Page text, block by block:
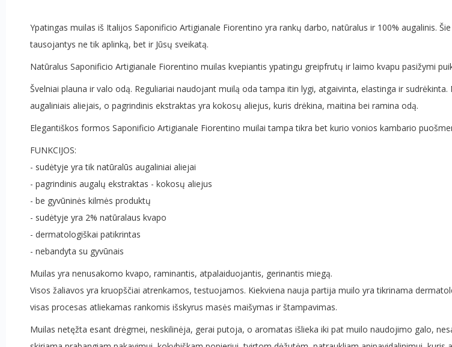
Ypatingas muilas iš Italijos Saponificio Artigianale Fiorentino yra rankų darbo, natūralus ir 100% augalinis.
tausojantys ne tik aplinką, bet ir Jūsų sveikatą.
Natūralus Saponificio Artigianale Fiorentino muilas kvepiantis ypatingu greipfrutų ir laimo kvapu pasižymi
Švelniai plauna ir valo odą. Reguliariai naudojant muilą oda tampa itin lygi, atgaivinta, elastinga ir
augaliniais aliejais, o pagrindinis ekstraktas yra kokosų aliejus, kuris drėkina, maitina bei ramina odą.
Elegantiškos formos Saponificio Artigianale Fiorentino muilai tampa tikra bet kurio vonios kambario
FUNKCIJOS:
- sudėtyje yra tik natūralūs augaliniai aliejai
- pagrindinis augalų ekstraktas - kokosų aliejus
- be gyvūninės kilmės produktų
- sudėtyje yra 2% natūralaus kvapo
- dermatologiškai patikrintas
- nebandyta su gyvūnais
Muilas yra nenusakomo kvapo, raminantis, atpalaiduojantis, gerinantis miegą.
Visos žaliavos yra kruopščiai atrenkamos, testuojamos. Kiekviena nauja partija muilo yra tikrinama
visas procesas atliekamas rankomis išskyrus masės maišymas ir štampavimas.
Muilas netęžta esant drėgmei, neskilinėja, gerai putoja, o aromatas išlieka iki pat muilo naudojimo galo,